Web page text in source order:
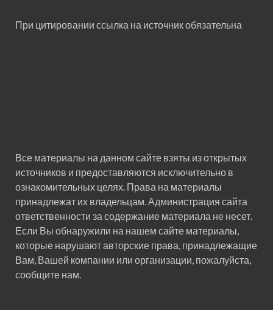
При цитировании ссылка на источник обязательна
Все материалы на данном сайте взяты из открытых
источников и предоставляются исключительно в
ознакомительных целях. Права на материалы
принадлежат их владельцам. Администрация сайта
ответственности за содержание материала не несет.
Если Вы обнаружили на нашем сайте материалы,
которые нарушают авторские права, принадлежащие
Вам, Вашей компании или организации, пожалуйста,
сообщите нам.